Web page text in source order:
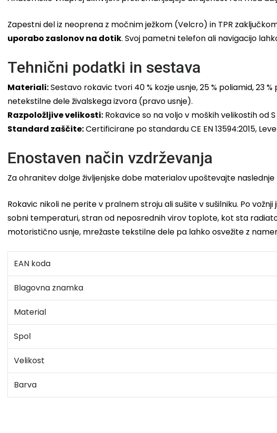
Zapestni del iz neoprena z močnim ježkom (Velcro) in TPR
uporabo zaslonov na dotik. Svoj pametni telefon ali navigacijo
Tehnični podatki in sestava
Materiali:Sestavo rokavic tvori 40 % kozje usnje, 25 % poliamid, 23
netekstilne dele živalskega izvora (pravo usnje).
Razpoložljive velikosti: Rokavice so na voljo v moških velikostih od S
Standard zaščite:Certificirane po standardu CE EN 13594:2015, Level
Enostaven način vzdrževanja
Za ohranitev dolge življenjske dobe materialov upoštevajte naslednje
Rokavic nikoli ne perite v pralnem stroju ali sušite v sušilniku. Po
sobni temperaturi, stran od neposrednih virov toplote, kot sta
motoristično usnje, mrežaste tekstilne dele pa lahko osvežite z
EAN koda
Blagovna znamka
Material
Spol
Velikost
Barva